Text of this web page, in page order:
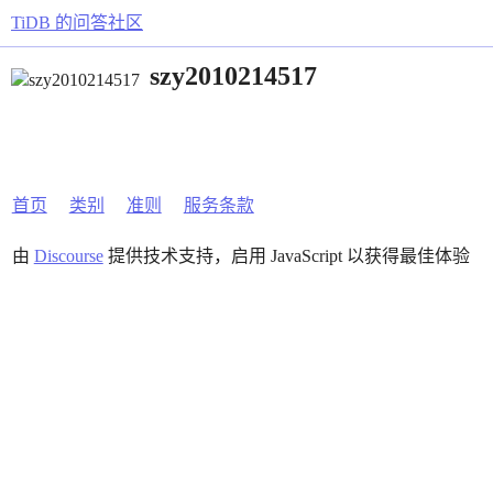
TiDB 的问答社区
szy2010214517
首页 类别 准则 服务条款
由 Discourse提供技术支持，启用 JavaScript 以获得最佳体验